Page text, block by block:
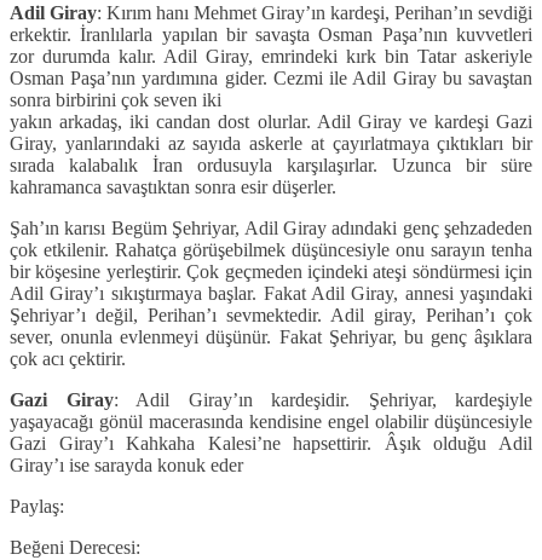
Adil Giray: Kırım hanı Mehmet Giray’ın kardeşi, Perihan’ın sevdiği
erkektir. İranlılarla yapılan bir savaşta Osman Paşa’nın kuvvetleri
zor durumda kalır. Adil Giray, emrindeki kırk bin Tatar askeriyle
Osman Paşa’nın yardımına gider. Cezmi ile Adil Giray bu savaştan
sonra birbirini çok seven iki
yakın arkadaş, iki candan dost olurlar. Adil Giray ve kardeşi Gazi
Giray, yanlarındaki az sayıda askerle at çayırlatmaya çıktıkları bir
sırada kalabalık İran ordusuyla karşılaşırlar. Uzunca bir süre
kahramanca savaştıktan sonra esir düşerler.
Şah’ın karısı Begüm Şehriyar, Adil Giray adındaki genç şehzadeden
çok etkilenir. Rahatça görüşebilmek düşüncesiyle onu sarayın tenha
bir köşesine yerleştirir. Çok geçmeden içindeki ateşi söndürmesi için
Adil Giray’ı sıkıştırmaya başlar. Fakat Adil Giray, annesi yaşındaki
Şehriyar’ı değil, Perihan’ı sevmektedir. Adil giray, Perihan’ı çok
sever, onunla evlenmeyi düşünür. Fakat Şehriyar, bu genç âşıklara
çok acı çektirir.
Gazi Giray: Adil Giray’ın kardeşidir. Şehriyar, kardeşiyle
yaşayacağı gönül macerasında kendisine engel olabilir düşüncesiyle
Gazi Giray’ı Kahkaha Kalesi’ne hapsettirir. Âşık olduğu Adil
Giray’ı ise sarayda konuk eder
Paylaş:
Beğeni Derecesi: